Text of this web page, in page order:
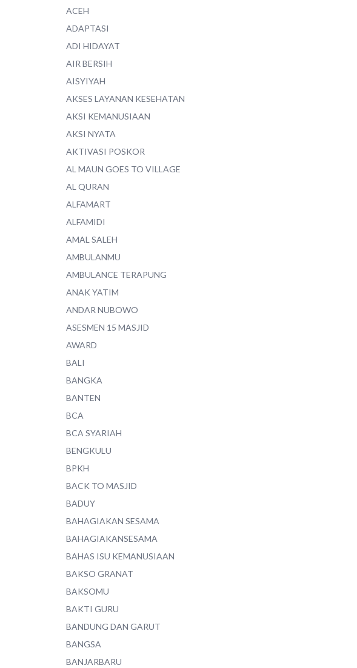
ACEH
ADAPTASI
ADI HIDAYAT
AIR BERSIH
AISYIYAH
AKSES LAYANAN KESEHATAN
AKSI KEMANUSIAAN
AKSI NYATA
AKTIVASI POSKOR
AL MAUN GOES TO VILLAGE
AL QURAN
ALFAMART
ALFAMIDI
AMAL SALEH
AMBULANMU
AMBULANCE TERAPUNG
ANAK YATIM
ANDAR NUBOWO
ASESMEN 15 MASJID
AWARD
BALI
BANGKA
BANTEN
BCA
BCA SYARIAH
BENGKULU
BPKH
BACK TO MASJID
BADUY
BAHAGIAKAN SESAMA
BAHAGIAKANSESAMA
BAHAS ISU KEMANUSIAAN
BAKSO GRANAT
BAKSOMU
BAKTI GURU
BANDUNG DAN GARUT
BANGSA
BANJARBARU